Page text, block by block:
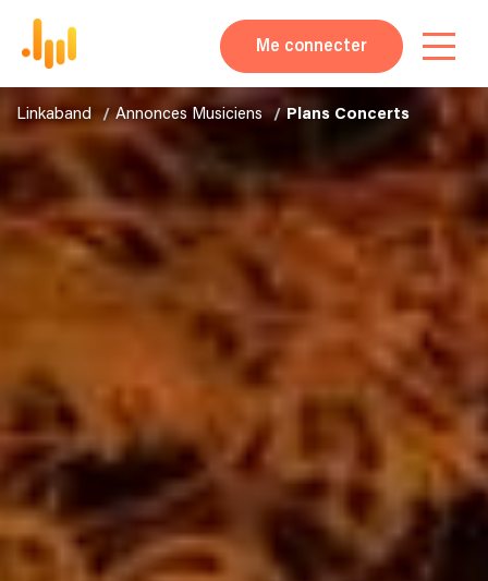
Me connecter
Linkaband Annonces Musiciens Plans Concerts